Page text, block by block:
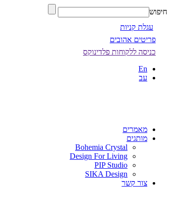
חיפוש
עגלת קניות
פריטים אהובים
כניסה ללקוחות פלדינוקס
En
עב
מאמרים
מותגים
Bohemia Crystal
Design For Living
PIP Studio
SIKA Design
צור קשר